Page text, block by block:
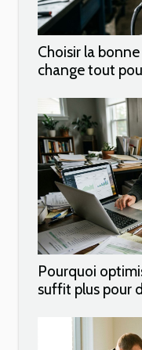
Choisir la
change tout
Pourquoi
suffit plus pour